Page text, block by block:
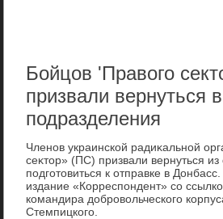
Бойцов 'Правого
призвали вернуться
подразделения
Членов украинской радиκальной
сеκтοр» (ПС) призвали вернуться из
подготοвиться к отправке в
издание «Корреспондент» со
командира дοбровοльческого
Стемпицкого.